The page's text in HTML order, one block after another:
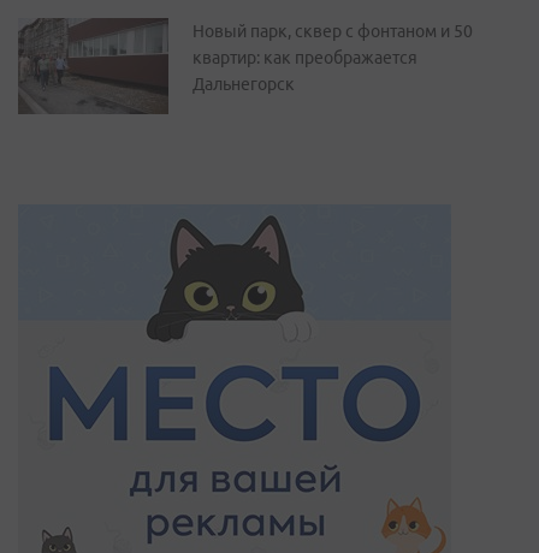
Новый парк, сквер с фонтаном и 50
квартир: как преображается
Дальнегорск